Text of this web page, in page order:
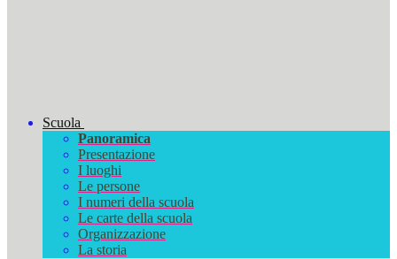
Scuola
Panoramica
Presentazione
I luoghi
Le persone
I numeri della scuola
Le carte della scuola
Organizzazione
La storia